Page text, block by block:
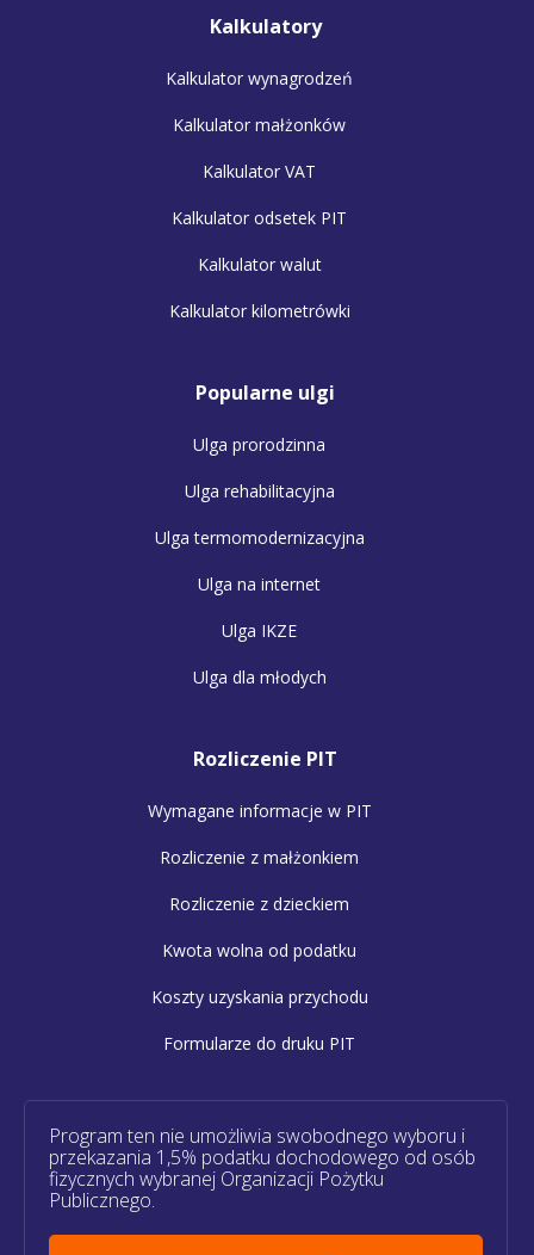
Kalkulatory
Kalkulator wynagrodzeń
Kalkulator małżonków
Kalkulator VAT
Kalkulator odsetek PIT
Kalkulator walut
Kalkulator kilometrówki
Popularne ulgi
Ulga prorodzinna
Ulga rehabilitacyjna
Ulga termomodernizacyjna
Ulga na internet
Ulga IKZE
Ulga dla młodych
Rozliczenie PIT
Wymagane informacje w PIT
Rozliczenie z małżonkiem
Rozliczenie z dzieckiem
Kwota wolna od podatku
Koszty uzyskania przychodu
Formularze do druku PIT
Program ten nie umożliwia swobodnego wyboru i
przekazania 1,5% podatku dochodowego od osób
fizycznych wybranej Organizacji Pożytku
Publicznego.